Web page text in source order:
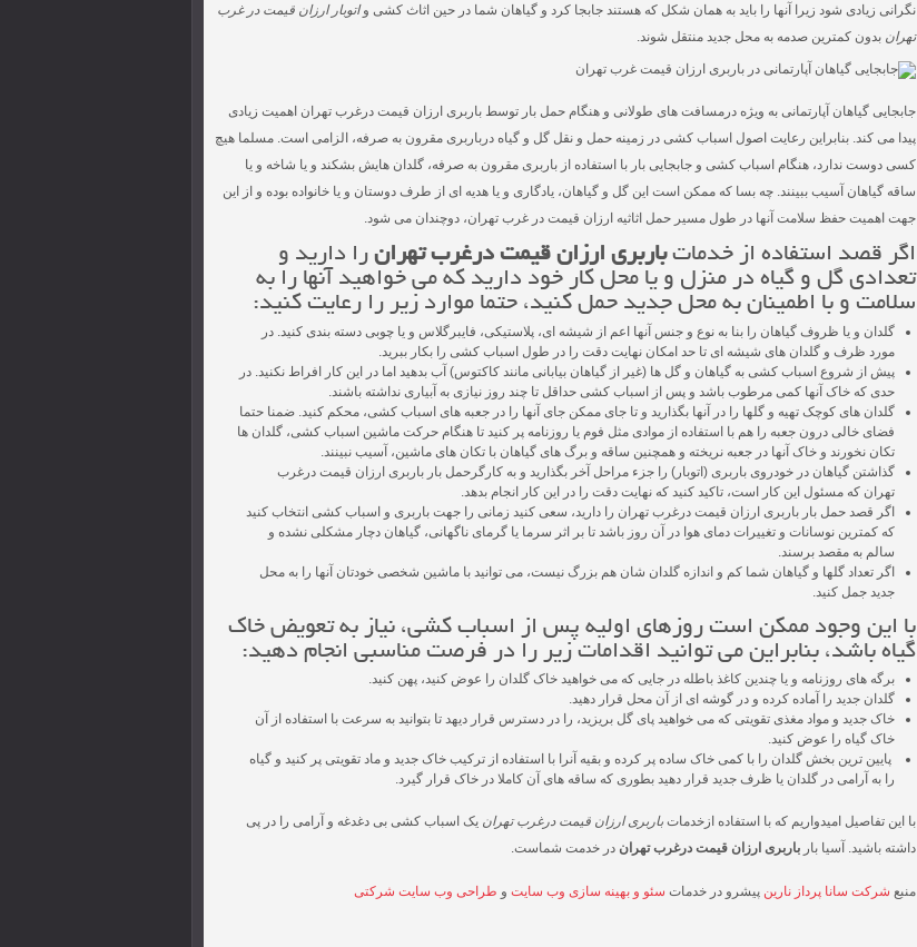
نگرانی زیادی شود زیرا آنها را باید به همان شکل که هستند جابجا کرد و گیاهان شما در حین اثاث کشی واتوبار ارزان قیمت در غرب
تهران بدون کمترین صدمه به محل جدید منتقل شوند.
جابجایی گیاهان آپارتمانی به ویژه درمسافت های طولانی و هنگام حمل بار توسط باربری ارزان قیمت درغرب تهران اهمیت زیادی
پیدا می کند. بنابراین رعایت اصول اسباب کشی در زمینه حمل و نقل گل و گیاه درباربری مقرون به صرفه، الزامی است. مسلما هیچ
کسی دوست ندارد، هنگام اسباب کشی و جابجایی بار با استفاده از باربری مقرون به صرفه، گلدان هایش بشکند و یا شاخه و یا
ساقه گیاهان آسیب ببینند. چه بسا که ممکن است این گل و گیاهان، یادگاری و یا هدیه ای از طرف دوستان و یا خانواده بوده و از این
جهت اهمیت حفظ سلامت آنها در طول مسیر حمل اثاثیه ارزان قیمت در غرب تهران، دوچندان می شود.
اگر قصد استفاده از خدماتباربری ارزان قیمت درغرب تهران را دارید و
تعدادی گل و گیاه در منزل و یا محل کار خود دارید که می خواهید آنها را به
سلامت و با اطمینان به محل جدید حمل کنید، حتما موارد زیر را رعایت کنید:
گلدان و یا ظروف گیاهان را بنا به نوع و جنس آنها اعم از شیشه ای، پلاستیکی، فایبرگلاس و یا چوبی دسته بندی کنید. در
مورد ظرف و گلدان های شیشه ای تا حد امکان نهایت دقت را در طول اسباب کشی را بکار ببرید.
پیش از شروع اسباب کشی به گیاهان و گل ها (غیر از گیاهان بیابانی مانند کاکتوس) آب بدهید اما در این کار افراط نکنید. در
حدی که خاک آنها کمی مرطوب باشد و پس از اسباب کشی حداقل تا چند روز نیازی به آبیاری نداشته باشند.
گلدان های کوچک تهیه و گلها را در آنها بگذارید و تا جای ممکن جای آنها را در جعبه های اسباب کشی، محکم کنید. ضمنا حتما
فضای خالی درون جعبه را هم با استفاده از موادی مثل فوم یا روزنامه پر کنید تا هنگام حرکت ماشین اسباب کشی، گلدان ها
تکان نخورند و خاک آنها در جعبه نریخته و همچنین ساقه و برگ های گیاهان با تکان های ماشین، آسیب نبینند.
گذاشتن گیاهان در خودروی باربری (اتوبار) را جزء مراحل آخر بگذارید و به کارگرحمل بار باربری ارزان قیمت درغرب
تهران که مسئول این کار است، تاکید کنید که نهایت دقت را در این کار انجام بدهد.
اگر قصد حمل بار باربری ارزان قیمت درغرب تهران را دارید، سعی کنید زمانی را جهت باربری و اسباب کشی انتخاب کنید
که کمترین نوسانات و تغییرات دمای هوا در آن روز باشد تا بر اثر سرما یا گرمای ناگهانی، گیاهان دچار مشکلی نشده و
سالم به مقصد برسند.
اگر تعداد گلها و گیاهان شما کم و اندازه گلدان شان هم بزرگ نیست، می توانید با ماشین شخصی خودتان آنها را به محل
جدید جمل کنید.
با این وجود ممکن است روزهای اولیه پس از اسباب کشی، نیاز به تعویض خاک
گیاه باشد، بنابراین می توانید اقدامات زیر را در فرصت مناسبی انجام دهید:
برگه های روزنامه و یا چندین کاغذ باطله در جایی که می خواهید خاک گلدان را عوض کنید، پهن کنید.
گلدان جدید را آماده کرده و در گوشه ای از آن محل قرار دهید.
خاک جدید و مواد مغذی تقویتی که می خواهید پای گل بریزید، را در دسترس قرار دیهد تا بتوانید به سرعت با استفاده از آن
خاک گیاه را عوض کنید.
پایین ترین بخش گلدان را با کمی خاک ساده پر کرده و بقیه آنرا با استفاده از ترکیب خاک جدید و ماد تقویتی پر کنید و گیاه
را به آرامی در گلدان یا ظرف جدید قرار دهید بطوری که ساقه های آن کاملا در خاک قرار گیرد.
با این تفاصیل امیدواریم که با استفاده ازخدمات باربری ارزان قیمت درغرب تهران یک اسباب کشی بی دغدغه و آرامی را در پی
داشته باشید. آسیا بار باربری ارزان قیمت درغرب تهران در خدمت شماست.
منبع شرکت سانا پرداز نارین پیشرو در خدمات سئو و بهینه سازی وب سایت و طراحی وب سایت شرکتی